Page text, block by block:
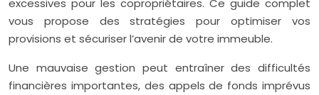
excessives pour les copropriétaires. Ce guide complet
vous propose des stratégies pour optimiser vos
provisions et sécuriser l’avenir de votre immeuble.
Une mauvaise gestion peut entraîner des difficultés
financières importantes, des appels de fonds imprévus